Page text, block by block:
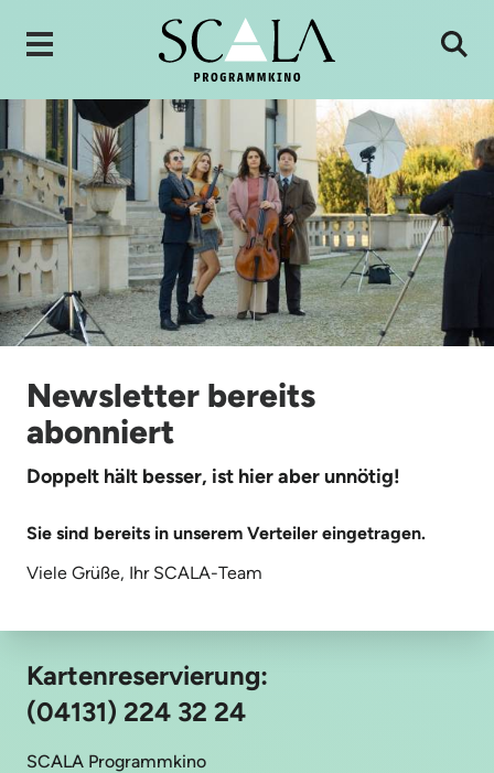
Newsletter bereits
abonniert
Doppelt hält besser, ist hier aber unnötig!
Sie sind bereits in unserem Verteiler eingetragen.
Viele Grüße, Ihr SCALA-Team
Kartenreservierung:
(04131) 224 32 24
SCALA Programmkino